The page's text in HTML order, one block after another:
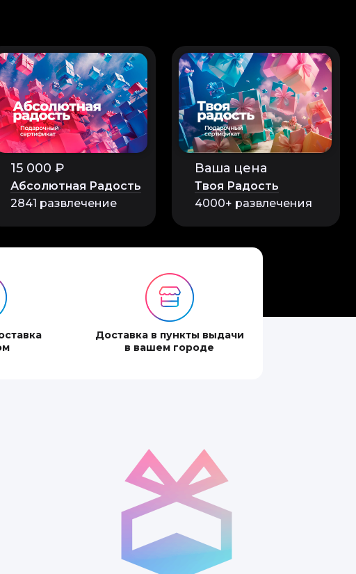
15 000 ₽
Абсолютная Радость
2841 развлечение
Ваша цена
Твоя Радость
4000+ развлечения
Доставка в пункты выдачи
в вашем городе